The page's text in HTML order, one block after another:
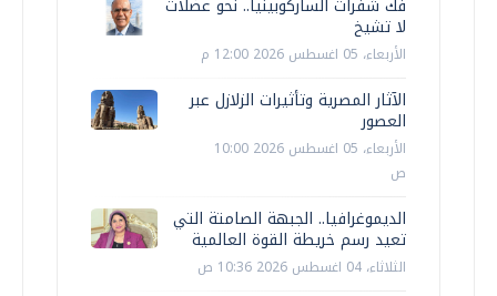
لا تشيخ
الأربعاء، 05 اغسطس 2026 12:00 م
الآثار المصرية وتأثيرات الزلازل عبر
العصور
الأربعاء، 05 اغسطس 2026 10:00
ص
الديموغرافيا.. الجبهة الصامتة التي
تعيد رسم خريطة القوة العالمية
الثلاثاء، 04 اغسطس 2026 10:36 ص